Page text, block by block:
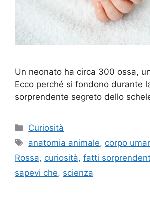
Un neonato ha circa 300 ossa,
Ecco perché si fondono durante
sorprendente segreto dello
Categorie
Curiosità
Tag
anatomia animale, corpo
Rossa, curiosità, fatti
sapevi che, scienza